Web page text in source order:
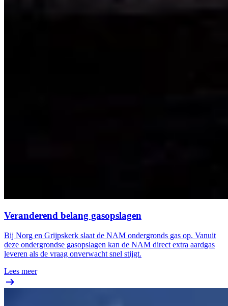
Veranderend belang gasopslagen
Bij Norg en Grijpskerk slaat de NAM ondergronds gas op. Vanuit
deze ondergrondse gasopslagen kan de NAM direct extra aardgas
leveren als de vraag onverwacht snel stijgt.
Lees meer